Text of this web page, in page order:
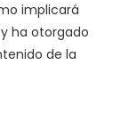
implicará
ha otorgado
de la